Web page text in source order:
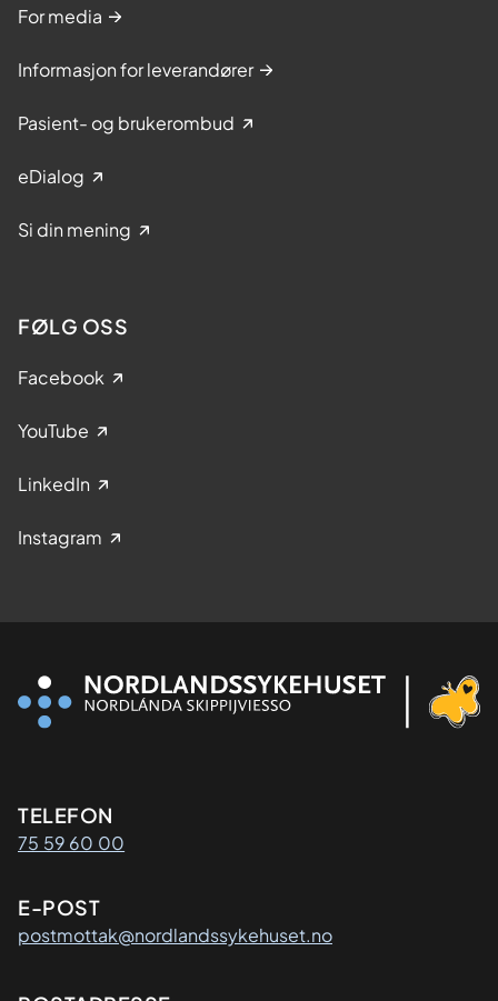
For media
Informasjon for leverandører
Pasient- og brukerombud
eDialog
Si din mening
FØLG OSS
Facebook
YouTube
LinkedIn
Instagram
Kontaktinformasjon
TELEFON
75 59 60 00
E-POST
postmottak@nordlandssykehuset.no